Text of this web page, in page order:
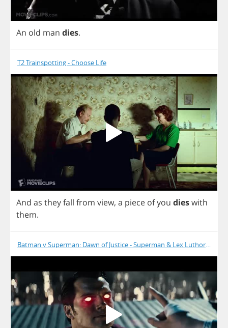
An old man dies.
T2 Trainspotting - Choose Life
And as theyfall from view, a piece ofyou dieswith
them.
Batman v Superman: Dawn of Justice - Superman & Lex Luthor at